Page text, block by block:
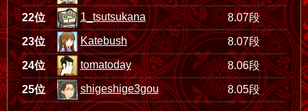
22位 1_tsutsukana 8.07段
23位 Katebush 8.07段
24位 tomatoday 8.06段
25位 shigeshige3gou 8.05段